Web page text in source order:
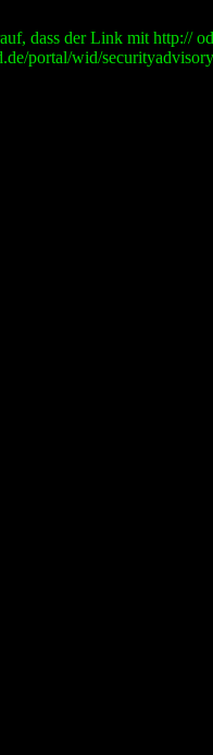
dass der Link mit http://
portal/wid/